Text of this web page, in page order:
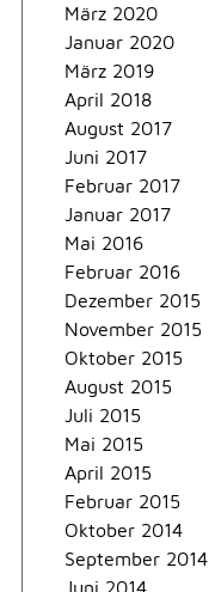
März 2020
Januar 2020
März 2019
April 2018
August 2017
Juni 2017
Februar 2017
Januar 2017
Mai 2016
Februar 2016
Dezember 2015
November 2015
Oktober 2015
August 2015
Juli 2015
Mai 2015
April 2015
Februar 2015
Oktober 2014
September 2014
Juni 2014